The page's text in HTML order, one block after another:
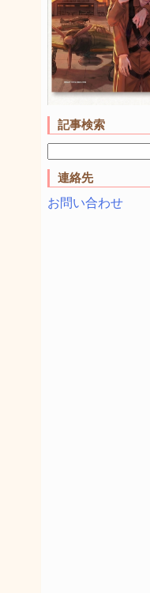
記事検索
連絡先
お問い合わせ